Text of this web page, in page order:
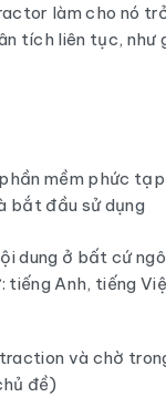
làm cho nó
tích liên tục, như
mềm phức
bắt đầu sử dụng
dung ở bất cứ
tiếng Anh, tiếng
và chờ
đề)